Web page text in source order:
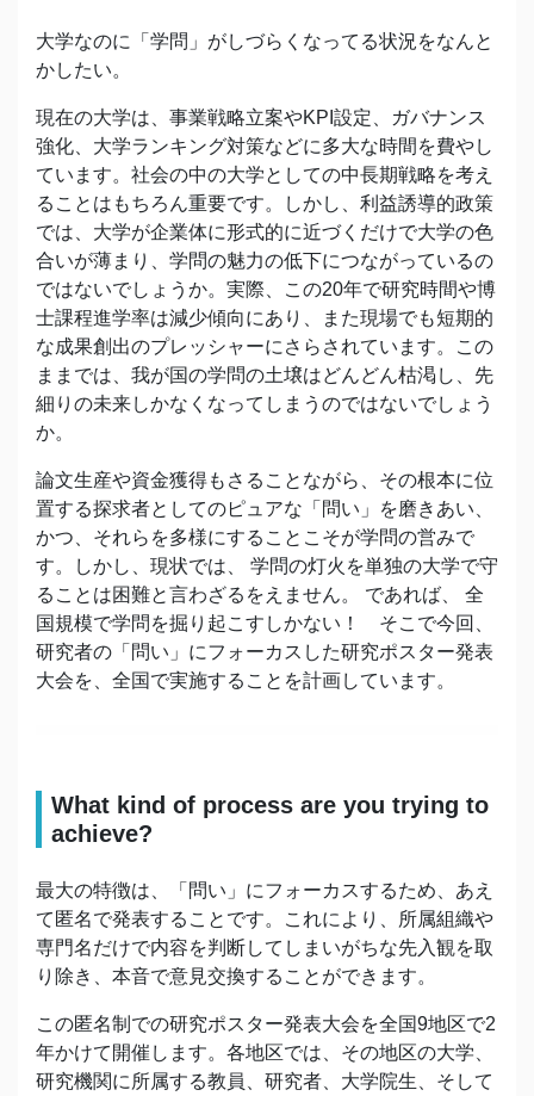
⼤学なのに「学問」がしづらくなってる状況をなんと
かしたい。
現在の大学は、事業戦略立案やKPI設定、ガバナンス
強化、大学ランキング対策などに多大な時間を費やし
ています。社会の中の大学としての中長期戦略を考え
ることはもちろん重要です。しかし、利益誘導的政策
では、大学が企業体に形式的に近づくだけで大学の色
合いが薄まり、学問の魅力の低下につながっているの
ではないでしょうか。実際、この20年で研究時間や博
士課程進学率は減少傾向にあり、また現場でも短期的
な成果創出のプレッシャーにさらされています。この
ままでは、我が国の学問の土壌はどんどん枯渇し、先
細りの未来しかなくなってしまうのではないでしょう
か。
論文生産や資金獲得もさることながら、その根本に位
置する探求者としてのピュアな「問い」を磨きあい、
かつ、それらを多様にすることこそが学問の営みで
す。しかし、現状では、 学問の灯火を単独の大学で守
ることは困難と言わざるをえません。 であれば、 全
国規模で学問を掘り起こすしかない！ そこで今回、
研究者の「問い」にフォーカスした研究ポスター発表
大会を、全国で実施することを計画しています。
What kind of process are you trying to
achieve?
最⼤の特徴は、「問い」にフォーカスするため、あえ
て匿名で発表することです。これにより、所属組織や
専⾨名だけで内容を判断してしまいがちな先⼊観を取
り除き、本⾳で意⾒交換することができます。
この匿名制での研究ポスター発表大会を全国9地区で2
年かけて開催します。各地区では、その地区の大学、
研究機関に所属する教員、研究者、大学院生、そして